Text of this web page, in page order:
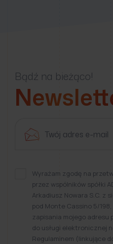
Bądź na bieżąco!
Wyrażam zgodę na
przez wspólników spółki
Arkadiusz Nowara S.C. z
pod Monte Cassino 5/
zapisania mojego
do usługi elektronicznej
Regulaminem (linkujące